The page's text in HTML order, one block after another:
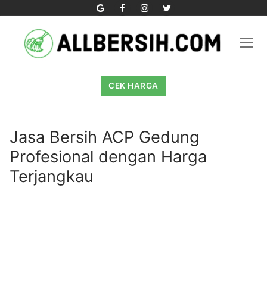
content
CEK HARGA
Jasa Bersih ACP Gedung
Profesional dengan Harga
Terjangkau